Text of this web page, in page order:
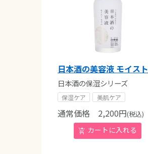
日本酒の美容液 モイスト
日本酒の保湿シリーズ
保湿ケア 美肌ケア
通常価格 2,200円(税込)